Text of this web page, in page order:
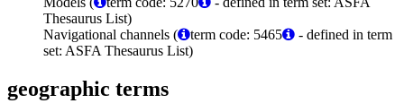
Thesaurus List)
Navigational channels (
term code: 5465
- defined in term
set: ASFA Thesaurus List)
geographic terms